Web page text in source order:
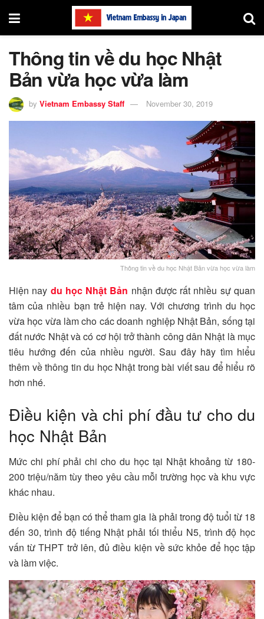
Thông tin về du học Nhật
Bản vừa học vừa làm
by Vietnam Embassy Staff November 30, 2019
Thông tin về du học Nhật Bản vừa học vừa làm
Hiện nay du học Nhật Bản nhận được rất nhiều sự quan
tâm của nhiều bạn trẻ hiện nay. Với chương trình du học
vừa học vừa làm cho các doanh nghiệp Nhật Bản, sống tại
đất nước Nhật và có cơ hội trở thành công dân Nhật là mục
tiêu hướng đến của nhiều người. Sau đây hãy tìm hiểu
thêm về thông tin du học Nhật trong bài viết sau để hiểu rõ
hơn nhé.
Điều kiện và chi phí đầu tư cho du
học Nhật Bản
Mức chi phí phải chi cho du học tại Nhật khoảng từ 180-
200 triệu/năm tùy theo yêu cầu mỗi trường học và khu vực
khác nhau.
Điều kiện để bạn có thể tham gia là phải trong độ tuổi từ 18
đến 30, trình độ tiếng Nhật phải tối thiểu N5, trình độ học
vấn từ THPT trở lên, đủ điều kiện về sức khỏe để học tập
và làm việc.